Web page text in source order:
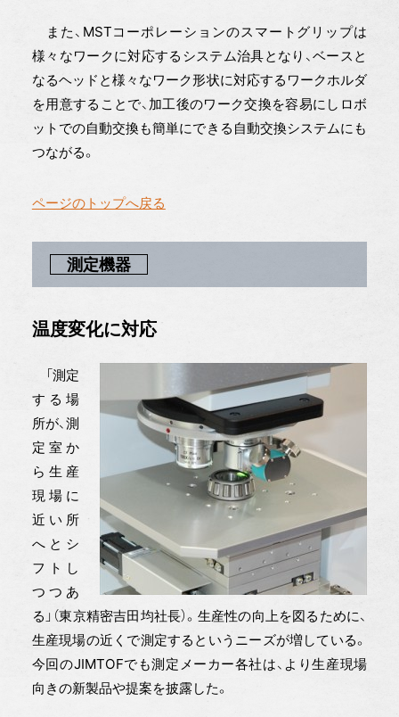
また、MSTコーポレーションのスマートグリップは
様々なワークに対応するシステム治具となり、ベースと
なるヘッドと様々なワーク形状に対応するワークホルダ
を用意することで、加工後のワーク交換を容易にしロボ
ットでの自動交換も簡単にできる自動交換システムにも
つながる。
ページのトップへ戻る
測定機器
温度変化に対応
「測定
する場
所が、測
定室か
ら生産
現場に
近い所
へとシ
フトし
つつあ
る」（東京精密吉田均社長）。生産性の向上を図るために、
生産現場の近くで測定するというニーズが増している。
今回のJIMTOFでも測定メーカー各社は、より生産現場
向きの新製品や提案を披露した。